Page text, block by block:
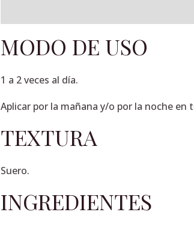
MODO DE USO
1 a 2 veces al día.
Aplicar por la mañana y/o por la noche
TEXTURA
Suero.
INGREDIENTES